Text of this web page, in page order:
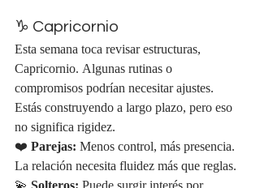
♑ Capricornio
Esta semana toca revisar estructuras,
Capricornio. Algunas rutinas o
compromisos podrían necesitar ajustes.
Estás construyendo a largo plazo, pero eso
no significa rigidez.
❤️ Parejas: Menos control, más presencia.
La relación necesita fluidez más que reglas.